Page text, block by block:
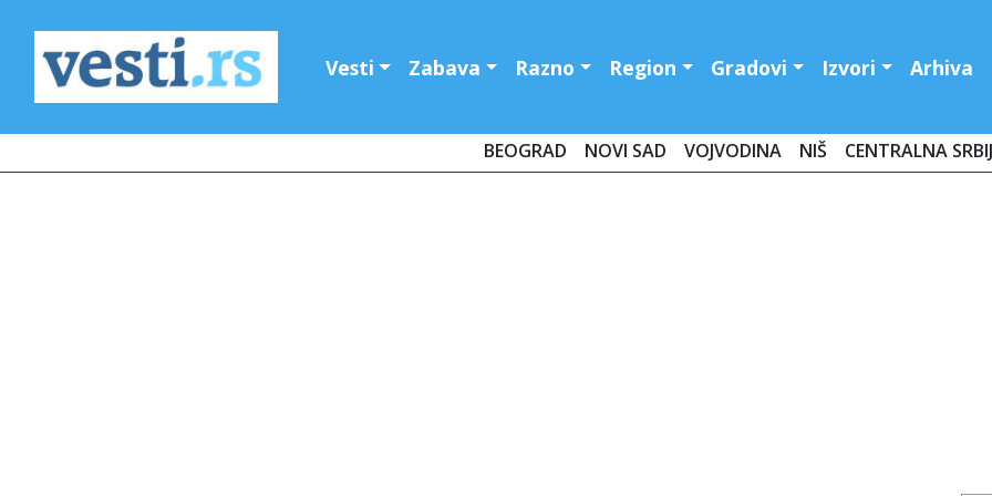
Vesti Zabava Razno Region Gradovi Izvori Arhiva
BEOGRAD NOVI SAD VOJVODINA NIŠ CENTRALNA